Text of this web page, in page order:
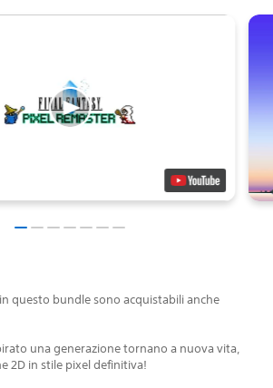
questo bundle sono acquistabili anche
una generazione tornano a nuova vita,
2D in stile pixel definitiva!